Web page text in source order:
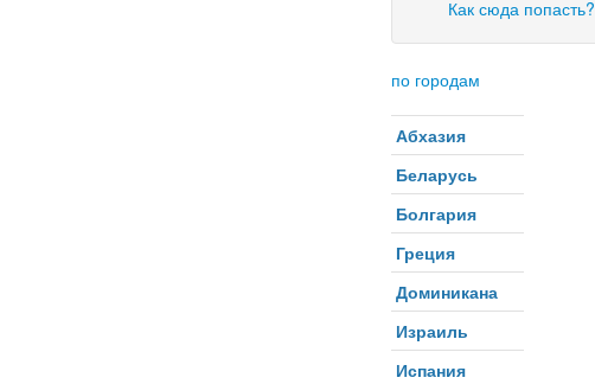
Как сюда попасть?
по городам
Абхазия
Беларусь
Болгария
Греция
Доминикана
Израиль
Испания